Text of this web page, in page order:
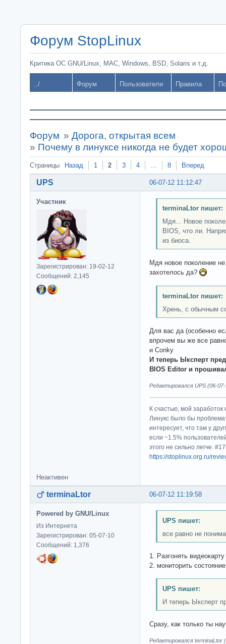
Форум StopLinux
Критика ОС GNU/Linux, MAC, Windows, BSD, Solaris и т.д.
../ Форум Пользователи Правила
Форум » Дорога, открытая всем
» Почему в линуксе никогда не будет
Страницы Назад 1 2 3 4 … 8 Вперед
06-07-12 11:12:47
UPS
Участник
Зарегистрирован: 19-02-12
Сообщений: 2,145
terminaLtor пишет:
Мдя... Новое
BIOS, что ли.
из биоса.
Мдя новое поколение
захотелось да?
terminaLtor пишет:
Хрень, с обычным
Для вас да (особенно
впрочем вы же все
и Conky
И теперь Ыксперт
BIOS Editor и
Редактировался UPS (06-
К счастью, мой
Линукс было бы
интересует, что там у
если ~1.5%
этого не сильно легче.
https://stoplinux.org.ru/
Неактивен
06-07-12 11:19:58
terminaLtor
Powered by GNU/Linux
Из Интернета
Зарегистрирован: 05-07-10
Сообщений: 1,376
UPS пишет:
все равно не
1. Разгонять
2. мониторить
UPS пишет:
И теперь Ыксперт
Сразу, как только ты
Редактировался terminaLtor